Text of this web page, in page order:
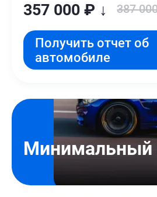
357 000 ₽ ↓ 387
Получить отчет об
автомобиле
Минимальный